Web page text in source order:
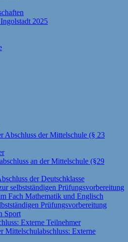
2025
Abschluss der Mittelschule (§ 23
an der Mittelschule (§29
der Deutschklasse
selbstständigen Prüfungsvorbereitung
Fach Mathematik und Englisch
Prüfungsvorbereitung
Sport
Externe Teilnehmer
Mittelschulabschluss: Externe